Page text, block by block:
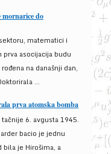
do
matematici i
asocijacija budu
na današnji dan,
...
prva atomska bomba
6. avgusta 1945.
bacio je jednu
bila je Hirošima, a